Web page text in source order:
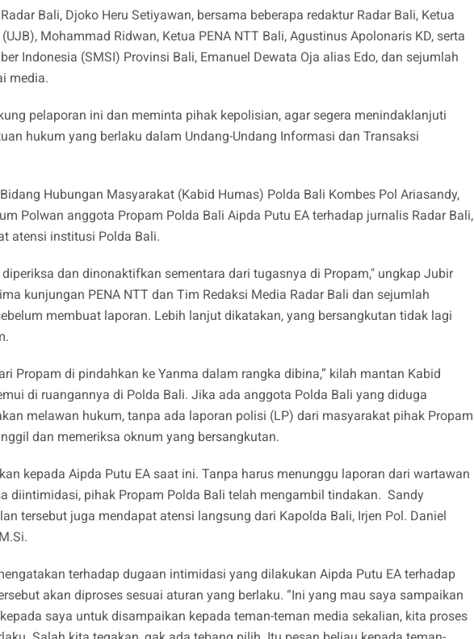
Bali, Djoko Heru Setiyawan, bersama beberapa redaktur Radar Bali, Ketua
Mohammad Ridwan, Ketua PENA NTT Bali, Agustinus Apolonaris KD, serta
Indonesia (SMSI) Provinsi Bali, Emanuel Dewata Oja alias Edo, dan sejumlah
media.
pelaporan ini dan meminta pihak kepolisian, agar segera menindaklanjuti
hukum yang berlaku dalam Undang-Undang Informasi dan Transaksi
Hubungan Masyarakat (Kabid Humas) Polda Bali Kombes Pol Ariasandy,
Polwan anggota Propam Polda Bali Aipda Putu EA terhadap jurnalis Radar Bali,
atensi institusi Polda Bali.
dan dinonaktifkan sementara dari tugasnya di Propam," ungkap Jubir
kunjungan PENA NTT dan Tim Redaksi Media Radar Bali dan sejumlah
membuat laporan. Lebih lanjut dikatakan, yang bersangkutan tidak lagi
Propam di pindahkan ke Yanma dalam rangka dibina,” kilah mantan Kabid
di ruangannya di Polda Bali. Jika ada anggota Polda Bali yang diduga
melawan hukum, tanpa ada laporan polisi (LP) dari masyarakat pihak Propam
dan memeriksa oknum yang bersangkutan.
kepada Aipda Putu EA saat ini. Tanpa harus menunggu laporan dari wartawan
diintimidasi, pihak Propam Polda Bali telah mengambil tindakan. Sandy
tersebut juga mendapat atensi langsung dari Kapolda Bali, Irjen Pol. Daniel
terhadap dugaan intimidasi yang dilakukan Aipda Putu EA terhadap
akan diproses sesuai aturan yang berlaku. “Ini yang mau saya sampaikan
saya untuk disampaikan kepada teman-teman media sekalian, kita proses